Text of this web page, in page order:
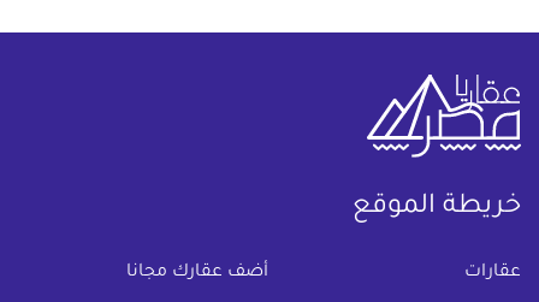
خريطة الموقع
عقارات أضف عقارك مجانا